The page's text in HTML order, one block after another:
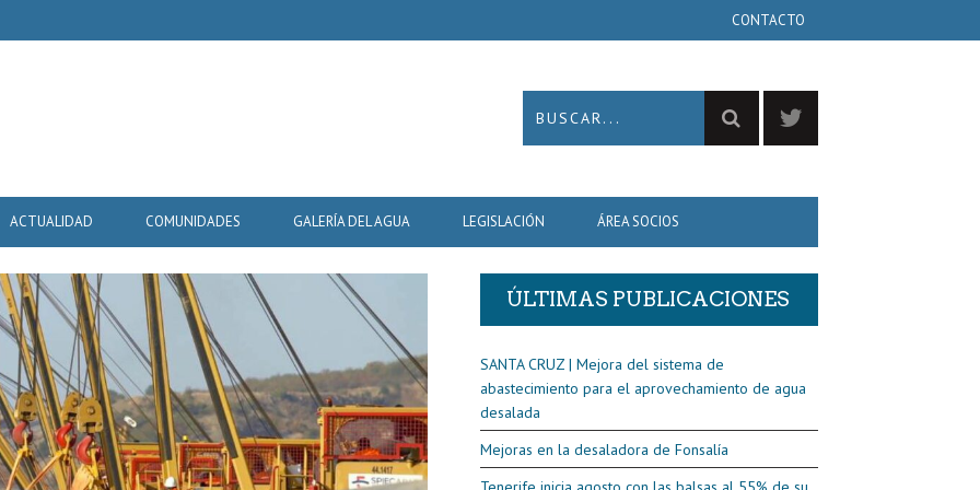
CONTACTO
ACTUALIDAD COMUNIDADES GALERÍA DEL AGUA LEGISLACIÓN ÁREA SOCIOS
ÚLTIMAS PUBLICACIONES
SANTA CRUZ | Mejora del sistema de
abastecimiento para el aprovechamiento de agua
desalada
Mejoras en la desaladora de Fonsalía